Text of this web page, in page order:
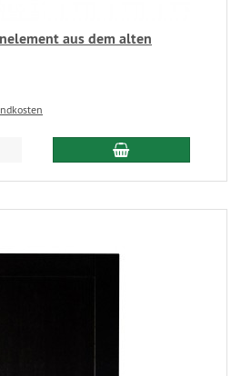
aus dem alten